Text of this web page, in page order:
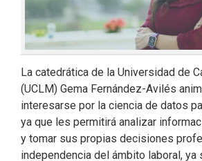
La catedrática de la Universidad de
(UCLM) Gema Fernández-Avilés
interesarse por la ciencia de datos
ya que les permitirá analizar
y tomar sus propias decisiones
independencia del ámbito laboral, ya